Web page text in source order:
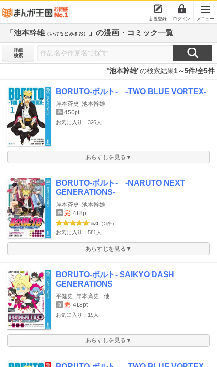
新規登録 ログイン メニュー
「池本幹雄 （いけもとみきお） 」の漫画・コミック一覧
詳細
検索
"池本幹雄"の検索結果1～5件/全5件
BORUTO-ボルト- -TWO BLUE VORTEX-
岸本斉史 池本幹雄
巻 456pt
お気に入り：326人
あらすじを見る▼
BORUTO-ボルト- -NARUTO NEXT
GENERATIONS-
岸本斉史 池本幹雄
巻 完 418pt
5.0 （3件）
お気に入り：581人
あらすじを見る▼
BORUTO-ボルト- SAIKYO DASH
GENERATIONS
平健史 岸本斉史 他
巻 完 418pt
お気に入り：19人
あらすじを見る▼